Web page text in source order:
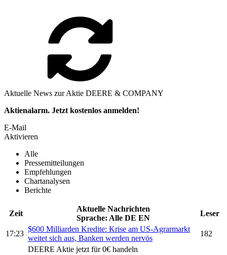
Aktuelle News zur Aktie DEERE & COMPANY
Aktienalarm. Jetzt kostenlos anmelden!
E-Mail
Aktivieren
Alle
Pressemitteilungen
Empfehlungen
Chartanalysen
Berichte
Zeit
Aktuelle Nachrichten
Sprache: Alle DE EN
Leser
17:23
$600 Milliarden Kredite: Krise am US-Agrarmarkt
weitet sich aus, Banken werden nervös
182
DEERE Aktie jetzt für 0€ handeln